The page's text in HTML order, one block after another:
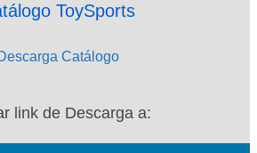
ToySports
Catálogo
link de Descarga a: